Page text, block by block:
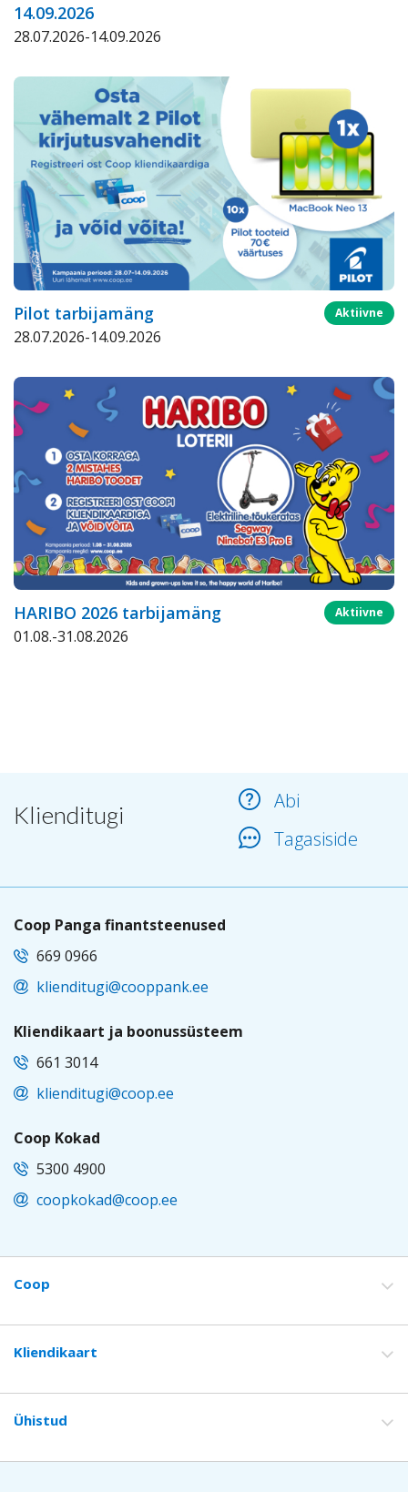
14.09.2026
28.07.2026-14.09.2026
Pilot tarbijamäng
28.07.2026-14.09.2026
Aktiivne
HARIBO 2026 tarbijamäng
01.08.-31.08.2026
Aktiivne
Klienditugi
Abi
Tagasiside
Coop Panga finantsteenused
669 0966
klienditugi@cooppank.ee
Kliendikaart ja boonussüsteem
661 3014
klienditugi@coop.ee
Coop Kokad
5300 4900
coopkokad@coop.ee
EST
Footer
Coop
Kliendikaart
Ühistud